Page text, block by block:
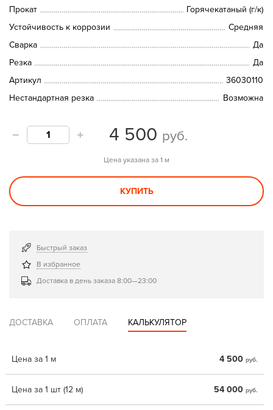
Прокат
Горячекатаный (г/к)
Устойчивость к коррозии
Средняя
Сварка
Да
Резка
Да
Артикул
36030110
Нестандартная резка
Возможна
4 500 руб.
Цена указана за 1 м
КУПИТЬ
Быстрый заказ
В избранное
Доставка в день заказа 8:00—23:00
ДОСТАВКА ОПЛАТА КАЛЬКУЛЯТОР
Цена за 1 м 4 500 руб.
Цена за 1 шт (12 м) 54 000 руб.